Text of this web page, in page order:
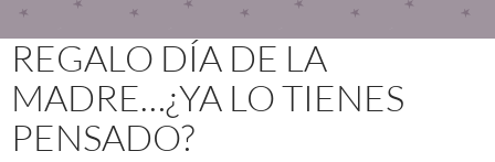
REGALO DÍA DE LA
MADRE…¿YA LO TIENES
PENSADO?